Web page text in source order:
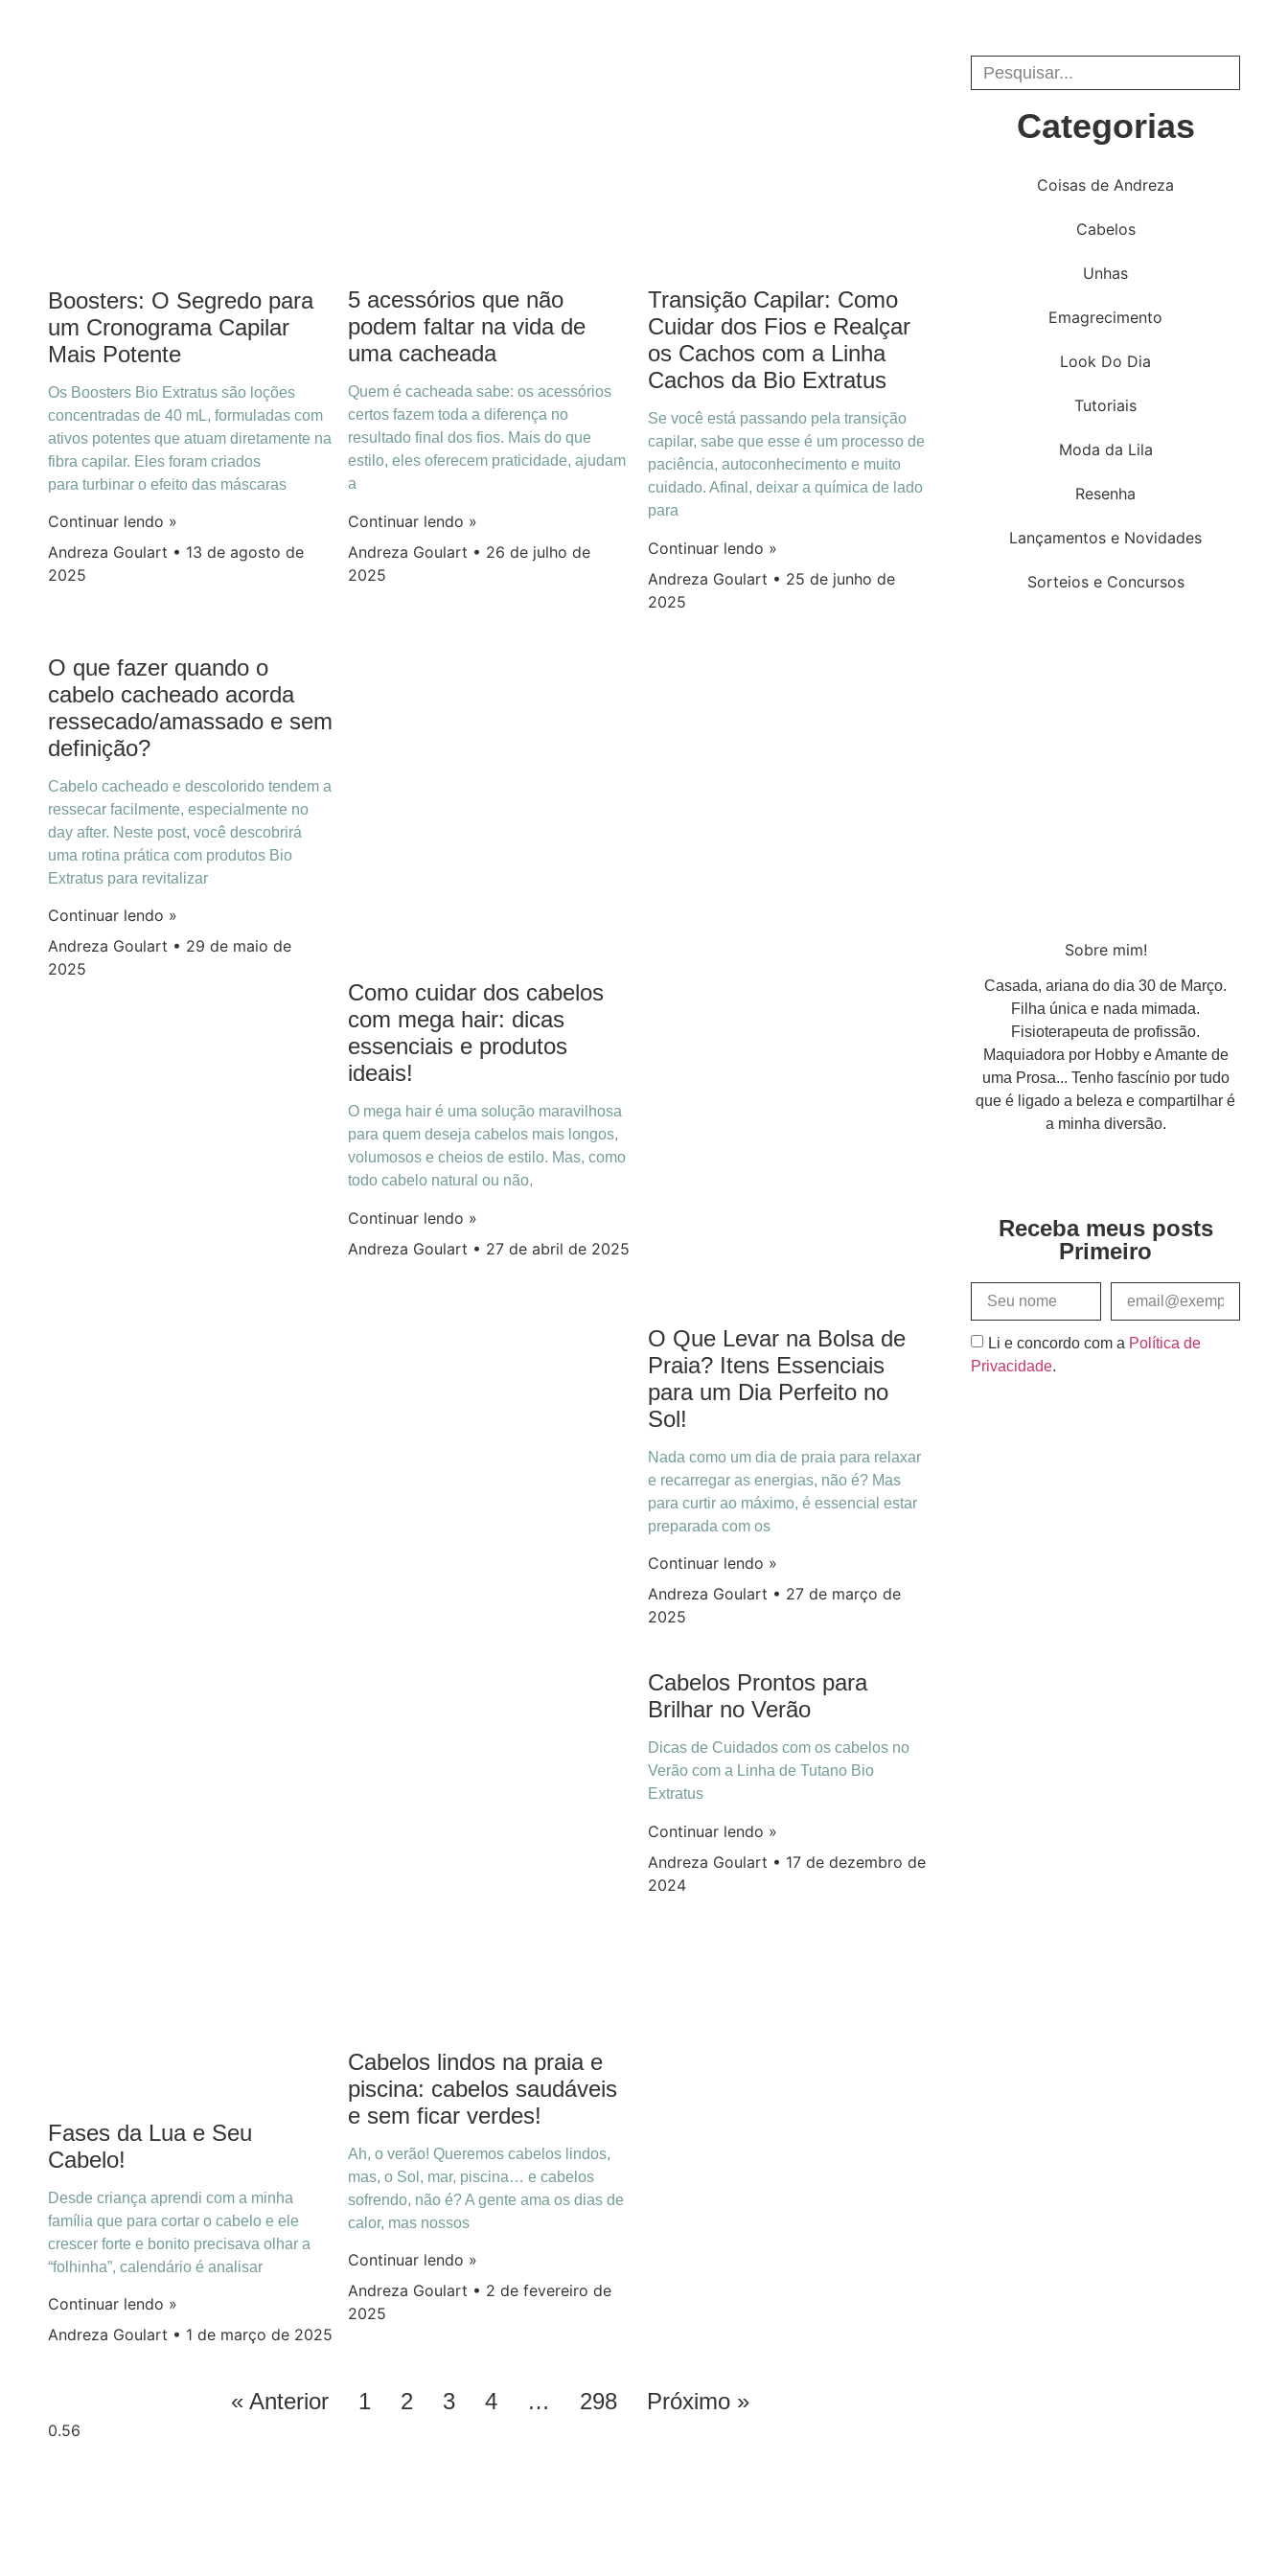
Boosters: O Segredo para
um Cronograma Capilar
Mais Potente
Os Boosters Bio Extratus são loções
concentradas de 40 mL, formuladas com
ativos potentes que atuam diretamente na
fibra capilar. Eles foram criados
para turbinar o efeito das máscaras
Continuar lendo »
Andreza Goulart
13 de agosto de
2025
5 acessórios que não
podem faltar na vida de
uma cacheada
Quem é cacheada sabe: os acessórios
certos fazem toda a diferença no
resultado final dos fios. Mais do que
estilo, eles oferecem praticidade, ajudam
a
Continuar lendo »
Andreza Goulart
26 de julho de
2025
Transição Capilar: Como
Cuidar dos Fios e Realçar
os Cachos com a Linha
Cachos da Bio Extratus
Se você está passando pela transição
capilar, sabe que esse é um processo de
paciência, autoconhecimento e muito
cuidado. Afinal, deixar a química de lado
para
Continuar lendo »
Andreza Goulart
25 de junho de
2025
O que fazer quando o
cabelo cacheado acorda
ressecado/amassado e sem
definição?
Cabelo cacheado e descolorido tendem a
ressecar facilmente, especialmente no
day after. Neste post, você descobrirá
uma rotina prática com produtos Bio
Extratus para revitalizar
Continuar lendo »
Andreza Goulart
29 de maio de
2025
Como cuidar dos cabelos
com mega hair: dicas
essenciais e produtos
ideais!
O mega hair é uma solução maravilhosa
para quem deseja cabelos mais longos,
volumosos e cheios de estilo. Mas, como
todo cabelo natural ou não,
Continuar lendo »
Andreza Goulart
27 de abril de 2025
O Que Levar na Bolsa de
Praia? Itens Essenciais
para um Dia Perfeito no
Sol!
Nada como um dia de praia para relaxar
e recarregar as energias, não é? Mas
para curtir ao máximo, é essencial estar
preparada com os
Continuar lendo »
Andreza Goulart
27 de março de
2025
Fases da Lua e Seu
Cabelo!
Desde criança aprendi com a minha
família que para cortar o cabelo e ele
crescer forte e bonito precisava olhar a
“folhinha”, calendário é analisar
Continuar lendo »
Andreza Goulart
1 de março de 2025
Cabelos lindos na praia e
piscina: cabelos saudáveis
e sem ficar verdes!
Ah, o verão! Queremos cabelos lindos,
mas, o Sol, mar, piscina… e cabelos
sofrendo, não é? A gente ama os dias de
calor, mas nossos
Continuar lendo »
Andreza Goulart
2 de fevereiro de
2025
Cabelos Prontos para
Brilhar no Verão
Dicas de Cuidados com os cabelos no
Verão com a Linha de Tutano Bio
Extratus
Continuar lendo »
Andreza Goulart
17 de dezembro de
2024
« Anterior 1 2 3 4 … 298 Próximo »
Categorias
Coisas de Andreza
Cabelos
Unhas
Emagrecimento
Look Do Dia
Tutoriais
Moda da Lila
Resenha
Lançamentos e Novidades
Sorteios e Concursos
Sobre mim!
Casada, ariana do dia 30 de Março.
Filha única e nada mimada.
Fisioterapeuta de profissão.
Maquiadora por Hobby e Amante de
uma Prosa... Tenho fascínio por tudo
que é ligado a beleza e compartilhar é
a minha diversão.
Receba meus posts
Primeiro
Li e concordo com a Política de
Privacidade.